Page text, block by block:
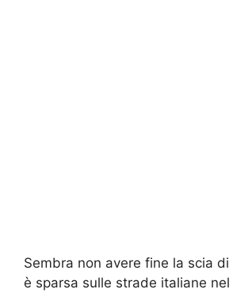
Sembra non avere fine la scia di
è sparsa sulle strade italiane